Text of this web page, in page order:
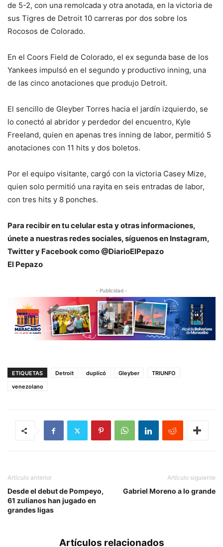
de 5-2, con una remolcada y otra anotada, en la victoria de
sus Tigres de Detroit 10 carreras por dos sobre los
Rocosos de Colorado.
En el Coors Field de Colorado, el ex segunda base de los
Yankees impulsó en el segundo y productivo inning, una
de las cinco anotaciones que produjo Detroit.
El sencillo de Gleyber Torres hacia el jardín izquierdo, se
lo conectó al abridor y perdedor del encuentro, Kyle
Freeland, quien en apenas tres inning de labor, permitió 5
anotaciones con 11 hits y dos boletos.
Por el equipo visitante, cargó con la victoria Casey Mize,
quien solo permitió una rayita en seis entradas de labor,
con tres hits y 8 ponches.
Para recibir en tu celular esta y otras informaciones,
únete a nuestras redes sociales, síguenos en Instagram,
Twitter y Facebook como @DiarioElPepazo
El Pepazo
- Publicidad -
ETIQUETAS Detroit duplicó Gleyber
TRIUNFO
venezolano
Artículo anterior
Desde el debut de Pompeyo,
61 zulianos han jugado en
grandes ligas
Artículo siguiente
Gabriel Moreno a lo grande
Artículos relacionados